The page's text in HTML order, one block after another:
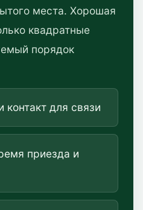
места. Хорошая
квадратные
порядок
контакт для связи
приезда и